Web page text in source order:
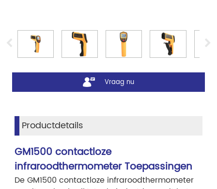
Vraag nu
Productdetails
GM1500 contactloze
infraroodthermometer Toepassingen
De GM1500 contactloze infraroodthermometer